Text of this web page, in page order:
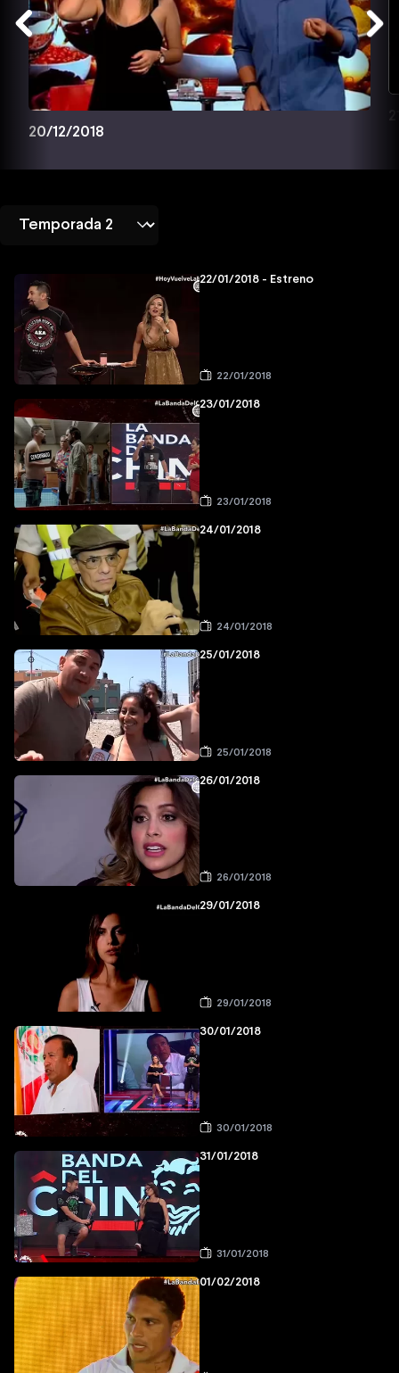
20/12/2018
22/01/2018 - Estreno
22/01/2018
23/01/2018
23/01/2018
24/01/2018
24/01/2018
25/01/2018
25/01/2018
26/01/2018
26/01/2018
29/01/2018
29/01/2018
30/01/2018
30/01/2018
31/01/2018
31/01/2018
01/02/2018